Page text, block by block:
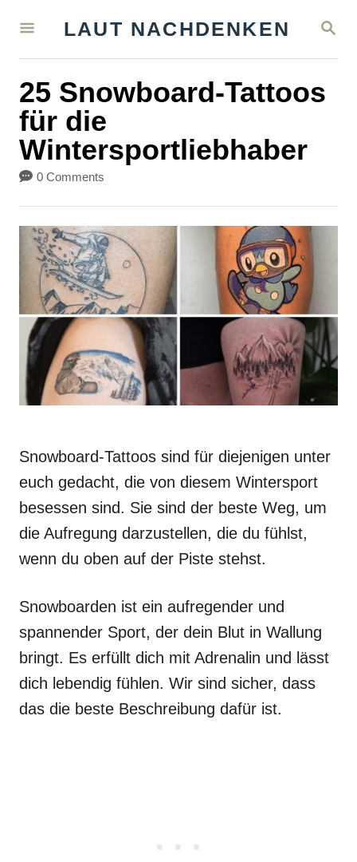
S
A
C
LAUT NACHDENKEN
25 Snowboard-Tattoos
für die
Wintersportliebhaber
0 Comments
Snowboard-Tattoos sind für diejenigen unter
euch gedacht, die von diesem Wintersport
besessen sind. Sie sind der beste Weg, um
die Aufregung darzustellen, die du fühlst,
wenn du oben auf der Piste stehst.
Snowboarden ist ein aufregender und
spannender Sport, der dein Blut in Wallung
bringt. Es erfüllt dich mit Adrenalin und lässt
dich lebendig fühlen. Wir sind sicher, dass
das die beste Beschreibung dafür ist.